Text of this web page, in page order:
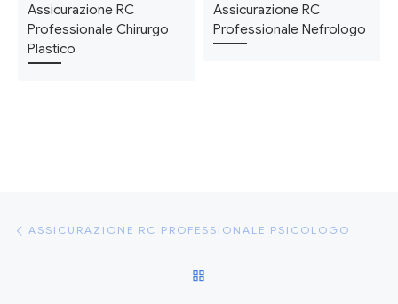
Assicurazione RC
Professionale Chirurgo
Plastico
Assicurazione RC
Professionale Nefrologo
Navigazione articoli
ASSICURAZIONE RC PROFESSIONALE PSICOLOGO